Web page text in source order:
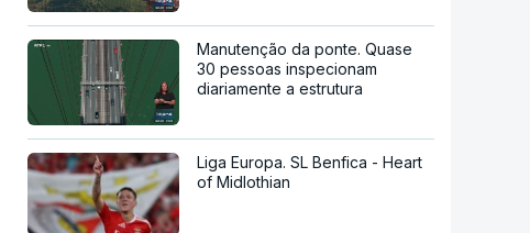
Manutenção da ponte. Quase
30 pessoas inspecionam
diariamente a estrutura
Liga Europa. SL Benfica - Heart
of Midlothian